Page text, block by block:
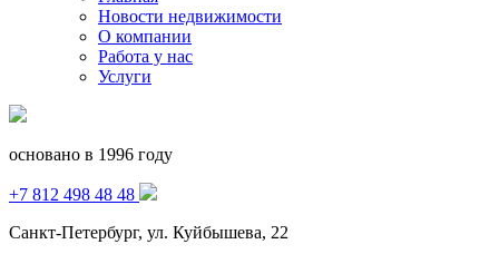
Новости недвижимости
О компании
Работа у нас
Услуги
основано в 1996 году
+7 812 498 48 48
Санкт-Петербург, ул. Куйбышева, 22